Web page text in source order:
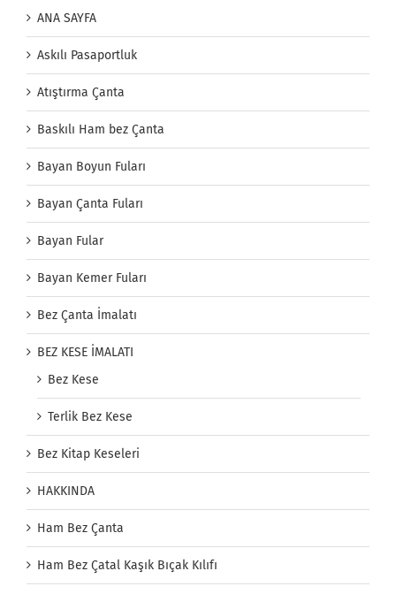
ANA SAYFA
Askılı Pasaportluk
Atıştırma Çanta
Baskılı Ham bez Çanta
Bayan Boyun Fuları
Bayan Çanta Fuları
Bayan Fular
Bayan Kemer Fuları
Bez Çanta İmalatı
BEZ KESE İMALATI
Bez Kese
Terlik Bez Kese
Bez Kitap Keseleri
HAKKINDA
Ham Bez Çanta
Ham Bez Çatal Kaşık Bıçak Kılıfı